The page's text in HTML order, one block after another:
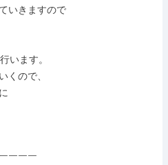
いきますので
います。
くので、
￣￣￣